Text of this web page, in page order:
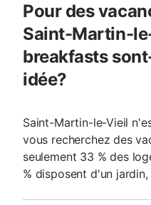
Pour des
Saint-Martin-
breakfasts
idée?
Saint-Martin-le-Vieil
vous recherchez des
seulement 33 % des
% disposent d'un